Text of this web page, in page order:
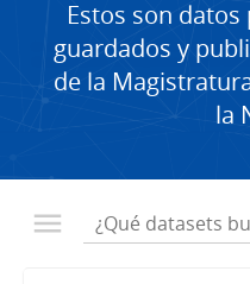
Estos son
guardados y
de la
la